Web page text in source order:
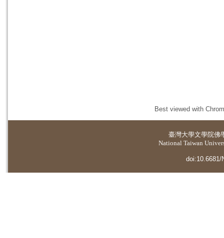
Best viewed with
臺灣大學文學院佛
National Taiwan
doi:10.6681/